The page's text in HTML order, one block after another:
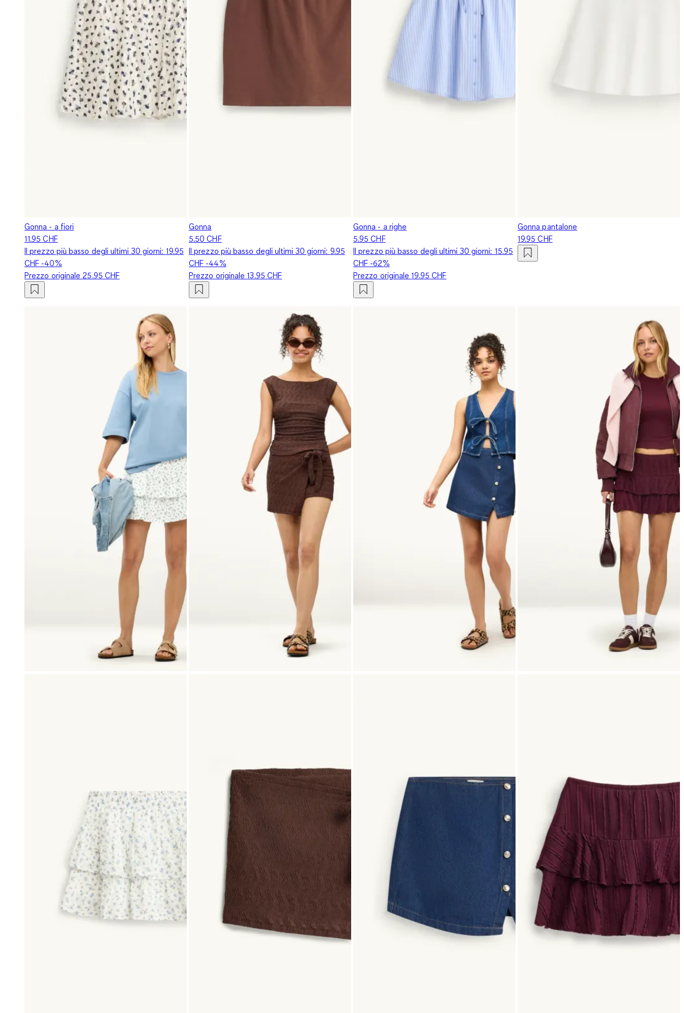
Gonna - a fiori
11.95 CHF
Il prezzo più basso degli ultimi 30 giorni: 19.95
CHF -40%
Prezzo originale 25.95 CHF
Gonna
5.50 CHF
Il prezzo più basso degli ultimi 30 giorni: 9.95
CHF -44%
Prezzo originale13.95 CHF
Gonna - a righe
5.95 CHF
Il prezzo più basso degli ultimi 30 giorni: 15.95
CHF -62%
Prezzo originale19.95 CHF
Gonna pantalone
19.95 CHF